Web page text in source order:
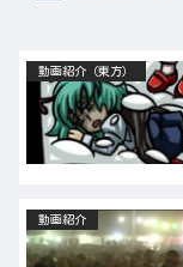
動画紹介（東方）
動画紹介